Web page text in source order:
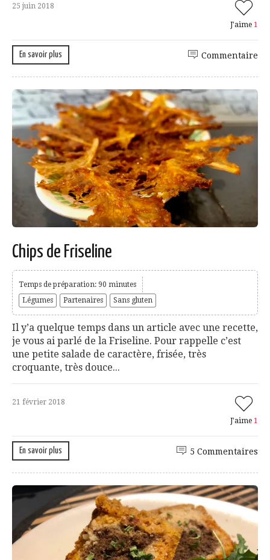
25 juin 2018
J'aime 1
En savoir plus Commentaire
Chips de Friseline
Temps de préparation: 90 minutes
Légumes
Partenaires Sans gluten
Il y’a quelque temps dans un article avec une recette,
je vous ai parlé de la Friseline. Pour rappelle c’est
une petite salade de caractère, frisée, très
croquante, très douce...
21 février 2018
J'aime 1
En savoir plus 5 Commentaires